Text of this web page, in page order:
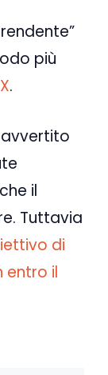
più
.
avvertito
il
Tuttavia
di
entro il